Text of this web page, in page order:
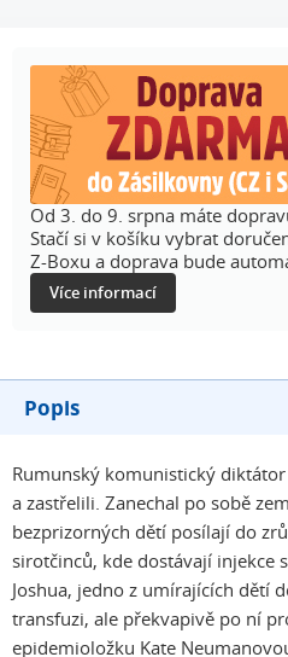
Od 3. do 9. srpna máte
Stačí si v košíku vybrat
Z-Boxu a doprava bude
Více informací
Popis
Rumunský komunistický
a zastřelili. Zanechal po sobě
bezprizorných dětí posílají do
sirotčinců, kde dostávají injekce
Joshua, jedno z umírajících dětí
transfuzi, ale překvapivě po ní
epidemioložku Kate